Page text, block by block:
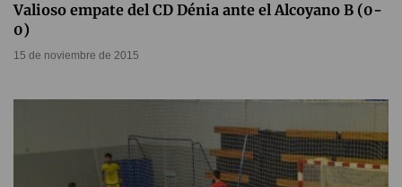
Valioso empate del CD Dénia ante el Alcoyano B (0-
0)
15 de noviembre de 2015